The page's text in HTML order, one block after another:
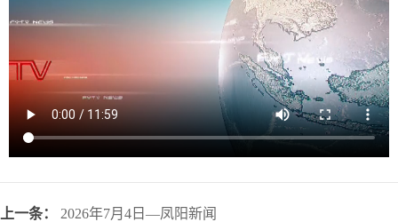
上一条：
2026年7月4日—凤阳新闻